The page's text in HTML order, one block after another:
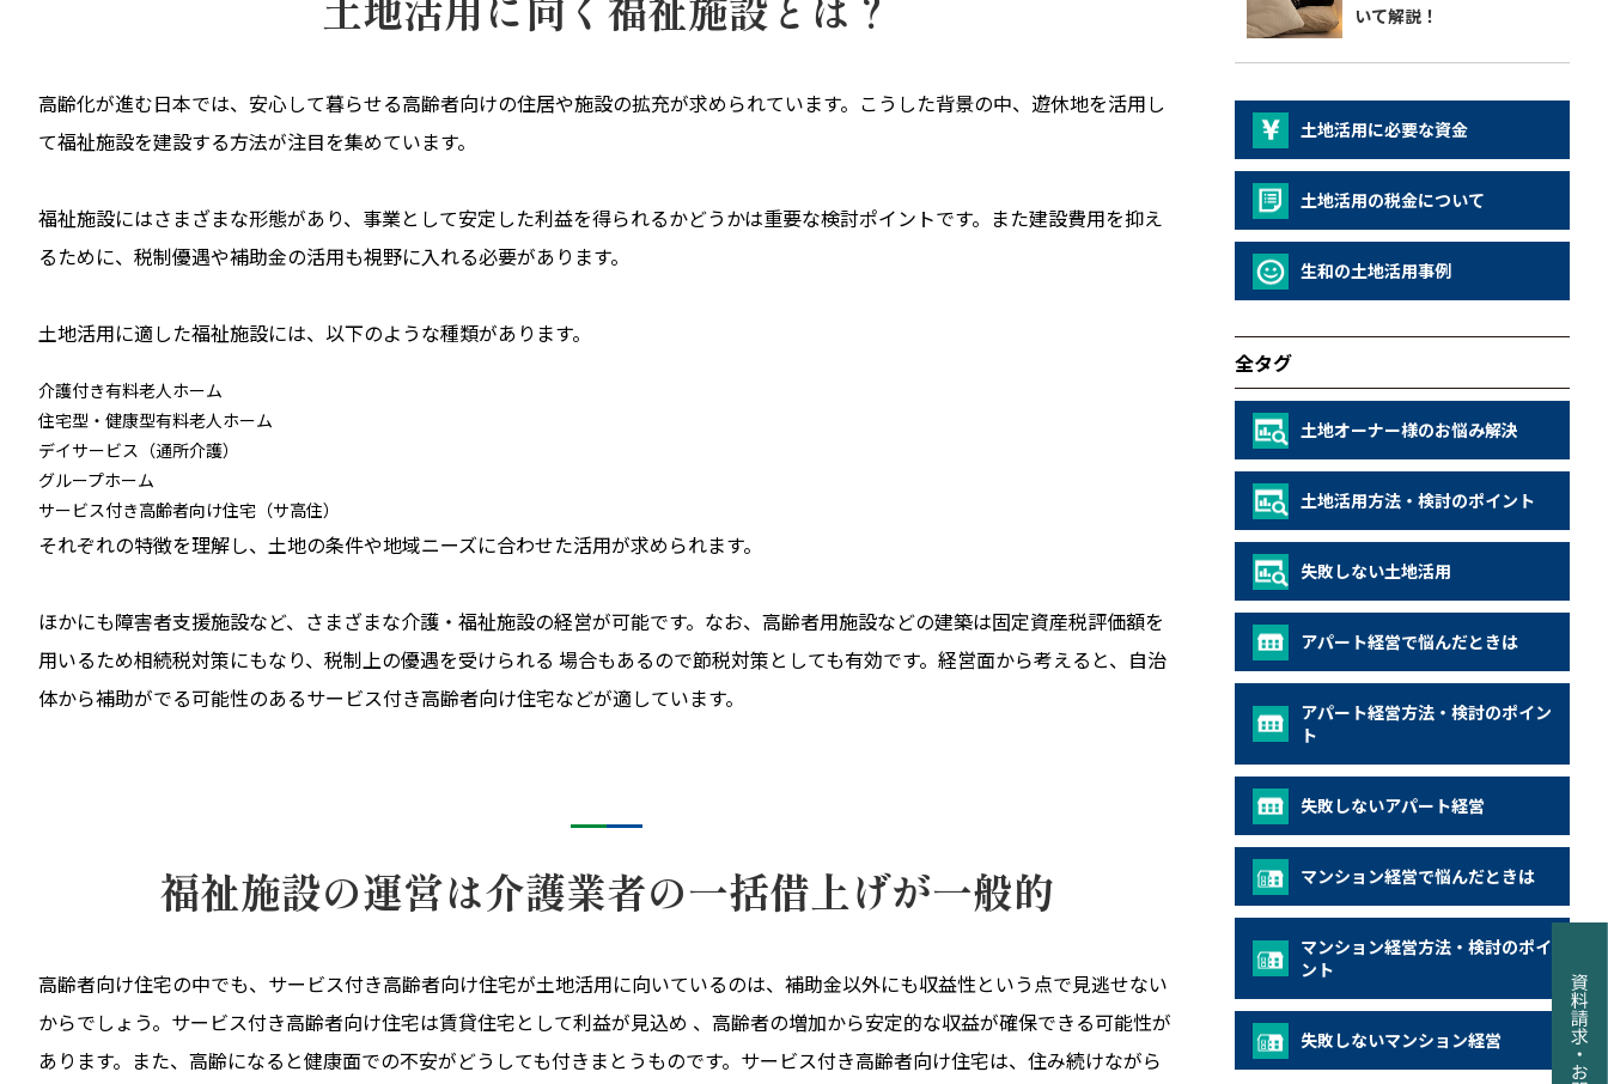
高齢化が進む日本では、安心して暮らせる高齢者向けの住居や施設の拡充が求められています。こうした背景の中、遊休地を活用し
て福祉施設を建設する方法が注目を集めています。
福祉施設にはさまざまな形態があり、事業として安定した利益を得られるかどうかは重要な検討ポイントです。また建設費用を抑え
るために、税制優遇や補助金の活用も視野に入れる必要があります。
土地活用に適した福祉施設には、以下のような種類があります。
介護付き有料老人ホーム
住宅型・健康型有料老人ホーム
デイサービス（通所介護）
グループホーム
サービス付き高齢者向け住宅（サ高住）
それぞれの特徴を理解し、土地の条件や地域ニーズに合わせた活用が求められます。
ほかにも障害者支援施設など、さまざまな介護・福祉施設の経営が可能です。なお、高齢者用施設などの建築は固定資産税評価額を
用いるため相続税対策にもなり、税制上の優遇を受けられる 場合もあるので節税対策としても有効です。経営面から考えると、自治
体から補助がでる可能性のあるサービス付き高齢者向け住宅などが適しています。
福祉施設の運営は介護業者の一括借上げが一般的
高齢者向け住宅の中でも、サービス付き高齢者向け住宅が土地活用に向いているのは、補助金以外にも収益性という点で見逃せない
からでしょう。サービス付き高齢者向け住宅は賃貸住宅として利益が見込め 、高齢者の増加から安定的な収益が確保できる可能性が
あります。また、高齢になると健康面での不安がどうしても付きまとうものです。サービス付き高齢者向け住宅は、住み続けながら
いて解説！
土地活用に必要な資金
土地活用の税金について
生和の土地活用事例
全タグ
土地オーナー様のお悩み解決
土地活用方法・検討のポイント
失敗しない土地活用
アパート経営で悩んだときは
アパート経営方法・検討のポイン
ト
失敗しないアパート経営
マンション経営で悩んだときは
マンション経営方法・検討のポイ
ント
失敗しないマンション経営